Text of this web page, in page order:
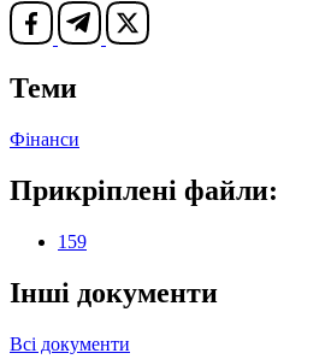
Теми
Фінанси
Прикріплені файли:
159
Інші документи
Всі документи